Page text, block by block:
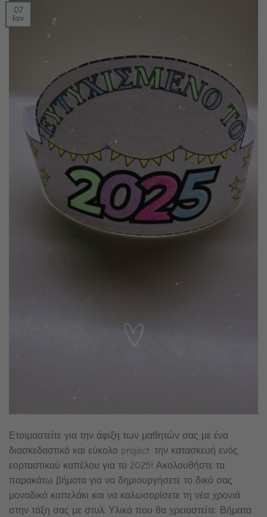
07
Ιαν
Ετοιμαστείτε για την άφιξη των μαθητών σας με ένα
διασκεδαστικό και εύκολο project: την κατασκευή ενός
εορταστικού καπέλου για το 2025! Ακολουθήστε τα
παρακάτω βήματα για να δημιουργήσετε το δικό σας
μοναδικό καπελάκι και να καλωσορίσετε τη νέα χρονιά
στην τάξη σας με στυλ. Υλικά που θα χρειαστείτε: Βήματα